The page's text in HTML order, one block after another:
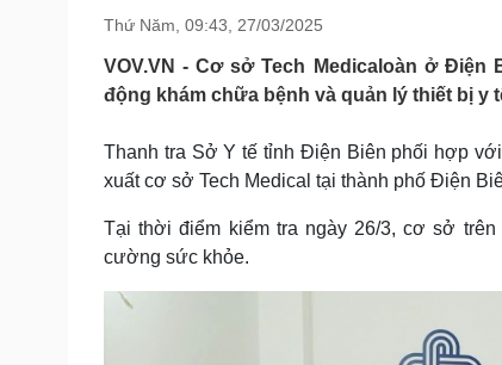
Pháp luật
Vụ án
Tư vấn luật
Quân sự - Quốc
Vũ khí
Phân tích
Sức khỏe
Dinh dưỡng - món ngon
Cây thuốc
Đời sống
Blog
Thứ Năm, 09:43, 27/03/2025
VOV.VN - Cơ sở Tech Medicaloàn ở
động khám chữa bệnh và quản lý thiết bị y
Thanh tra Sở Y tế tỉnh Điện Biên phối hợp
xuất cơ sở Tech Medical tại thành phố Điện
Tại thời điểm kiểm tra ngày 26/3, cơ sở
cường sức khỏe.